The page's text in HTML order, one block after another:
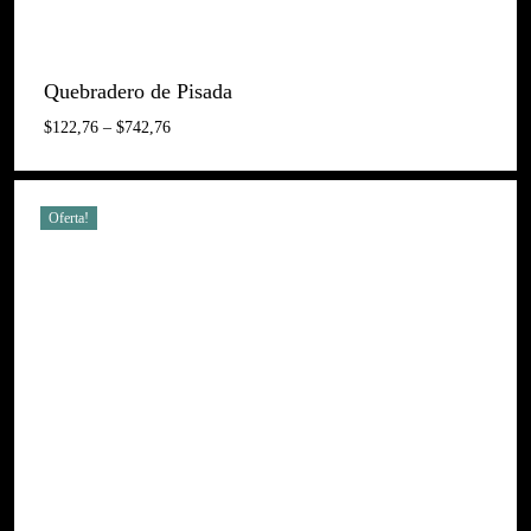
Quebradero de Pisada
$122,76 – $742,76Interval
Preus:
Oferta!